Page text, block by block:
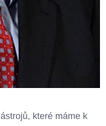
které máme k